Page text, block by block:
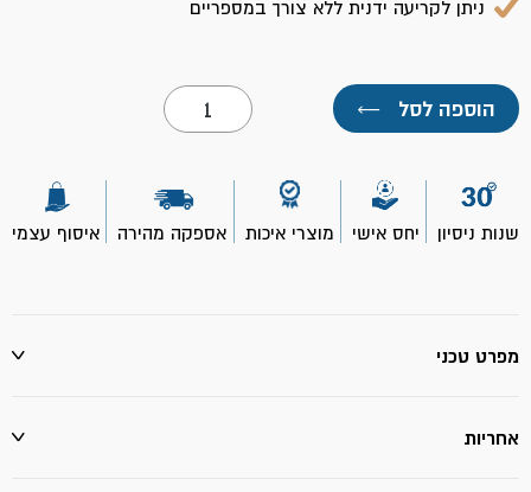
ניתן לקריעה ידנית ללא צורך במספריים
הוספה לסל ←
כמות
של
סרט
חבלה
25
שנות ניסיון יחס אישי מוצרי איכות אספקה מהירה איסוף עצמי
מפרט טכני
אחריות